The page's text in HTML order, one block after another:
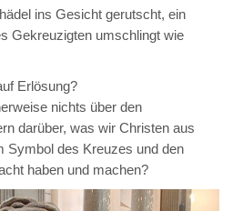
ins Gesicht gerutscht, ein
Gekreuzigten umschlingt wie
Erlösung?
nichts über den
darüber, was wir Christen aus
Symbol des Kreuzes und den
haben und machen?